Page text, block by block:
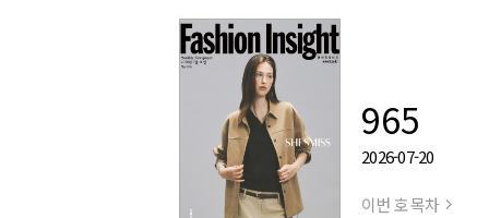
965
2026-07-20
이번 호 목차